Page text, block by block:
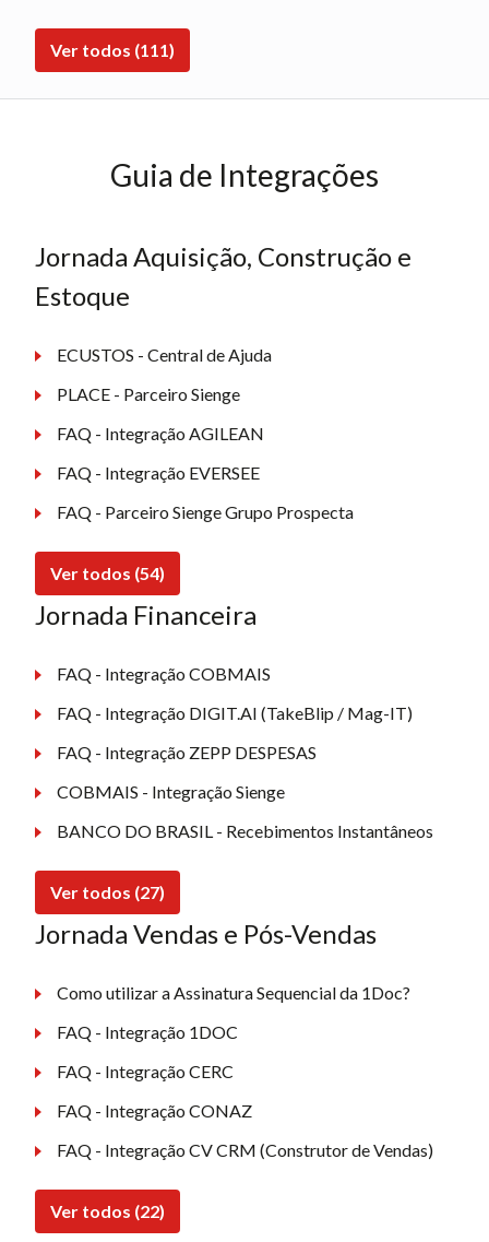
Ver todos (111)
Guia de Integrações
Jornada Aquisição, Construção e
Estoque
ECUSTOS - Central de Ajuda
PLACE - Parceiro Sienge
FAQ - Integração AGILEAN
FAQ - Integração EVERSEE
FAQ - Parceiro Sienge Grupo Prospecta
Ver todos (54)
Jornada Financeira
FAQ - Integração COBMAIS
FAQ - Integração DIGIT.AI (TakeBlip / Mag-IT)
FAQ - Integração ZEPP DESPESAS
COBMAIS - Integração Sienge
BANCO DO BRASIL - Recebimentos Instantâneos
Ver todos (27)
Jornada Vendas e Pós-Vendas
Como utilizar a Assinatura Sequencial da 1Doc?
FAQ - Integração 1DOC
FAQ - Integração CERC
FAQ - Integração CONAZ
FAQ - Integração CV CRM (Construtor de Vendas)
Ver todos (22)